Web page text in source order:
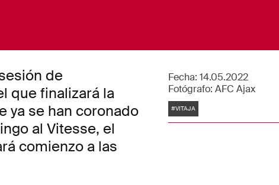
de
que finalizará la
ya se han coronado
al Vitesse, el
comienzo a las
Fecha: 14.05.2022
Fotógrafo: AFC Ajax
Etiquetas
#VITAJA